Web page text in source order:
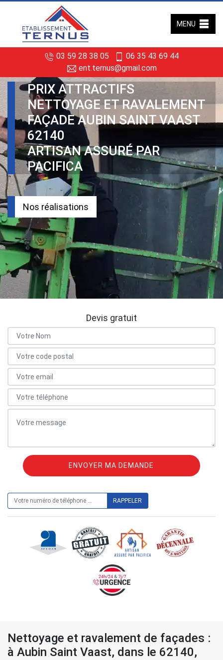
03 59 28 38 05
06 35 43 69 44
ent.ternus@gmail.com
MENU
PRIX ATTRACTIFS
NETTOYAGE ET RAVALEMENT
FAÇADE AUBIN SAINT VAAST
62140
ARTISAN ASSURÉ PAR
PACIFICA
Nos réalisations
Devis gratuit
Nettoyage et ravalement de façades :
à Aubin Saint Vaast, dans le 62140,